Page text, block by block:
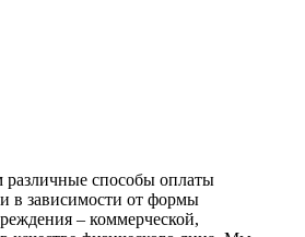
различные способы оплаты
в зависимости от формы
– коммерческой,